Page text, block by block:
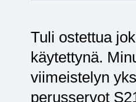
Tuli ostettua
käytettynä.
viimeistelyn
perusservot